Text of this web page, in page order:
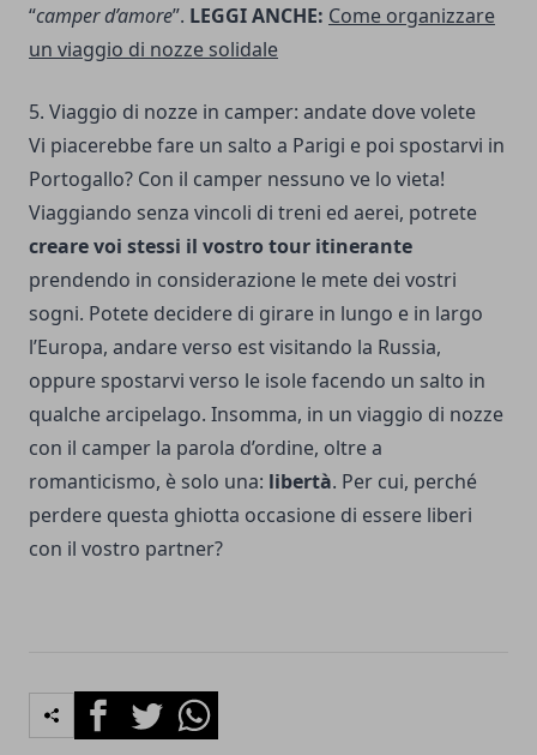
“camper d’amore”. LEGGI ANCHE: Come organizzare
un viaggio di nozze solidale
5. Viaggio di nozze in camper: andate dove volete
Vi piacerebbe fare un salto a Parigi e poi spostarvi in
Portogallo? Con il camper nessuno ve lo vieta!
Viaggiando senza vincoli di treni ed aerei, potrete
creare voi stessi il vostro tour itinerante
prendendo in considerazione le mete dei vostri
sogni. Potete decidere di girare in lungo e in largo
l’Europa, andare verso est visitando la Russia,
oppure spostarvi verso le isole facendo un salto in
qualche arcipelago. Insomma, in un viaggio di nozze
con il camper la parola d’ordine, oltre a
romanticismo, è solo una: libertà. Per cui, perché
perdere questa ghiotta occasione di essere liberi
con il vostro partner?
FacebookTwitterWhatsapp